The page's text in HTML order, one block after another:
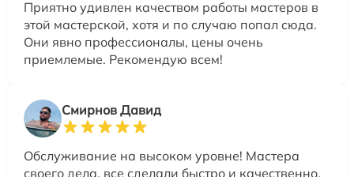
Приятно удивлен качеством работы мастеров в
этой мастерской, хотя и по случаю попал сюда.
Они явно профессионалы, цены очень
приемлемые. Рекомендую всем!
Смирнов Давид
Обслуживание на высоком уровне! Мастера
своего дела, все сделали быстро и качественно.